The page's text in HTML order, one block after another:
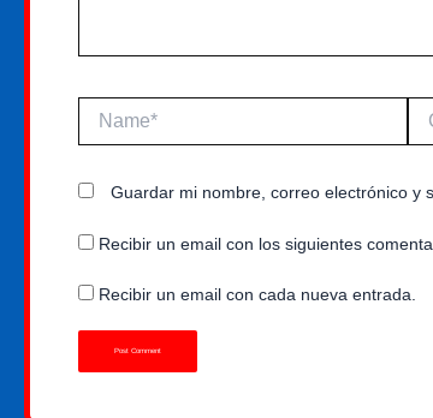
Guardar mi nombre, correo electrónico y
Recibir un email con los siguientes
Recibir un email con cada nueva entrada.